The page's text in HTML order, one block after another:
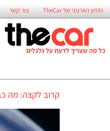
החזון הארגוני של TheCar צור קשר
קרוב לקצה: מה